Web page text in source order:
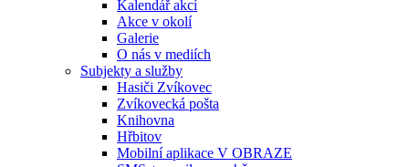
Kalendář akcí
Akce v okolí
Galerie
O nás v mediích
Subjekty a služby
Hasiči Zvíkovec
Zvíkovecká pošta
Knihovna
Hřbitov
Mobilní aplikace V OBRAZE